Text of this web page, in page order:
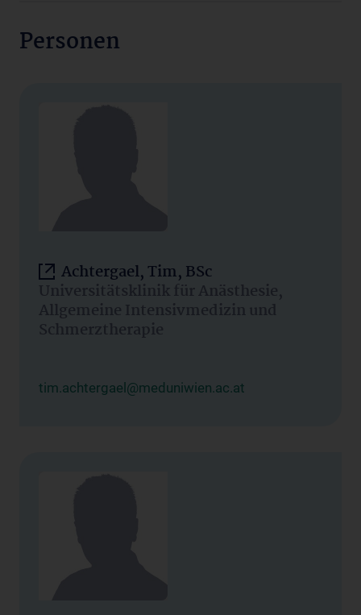
Personen
Achtergael, Tim, BSc
Universitätsklinik für Anästhesie,
Allgemeine Intensivmedizin und
Schmerztherapie
tim.achtergael@meduniwien.ac.at